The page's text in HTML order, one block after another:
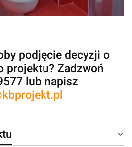
podjęcie decyzji o
projektu? Zadzwoń
lub napisz